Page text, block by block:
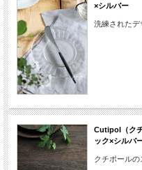
×シルバー
洗練された
Cutipol（ク
ック×シルバ
クチポール